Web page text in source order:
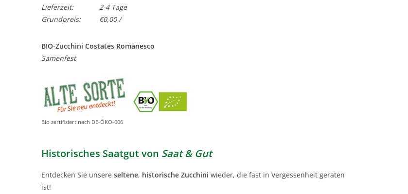
Lieferzeit:
2-4 Tage
Grundpreis:
€0,00 /
BIO-Zucchini Costates Romanesco
Samenfest
Bio zertifiziert nach DE-ÖKO-006
Historisches Saatgut von Saat & Gut
Entdecken Sie unsere seltene, historische Zucchini wieder, die fast in Vergessenheit geraten
ist!